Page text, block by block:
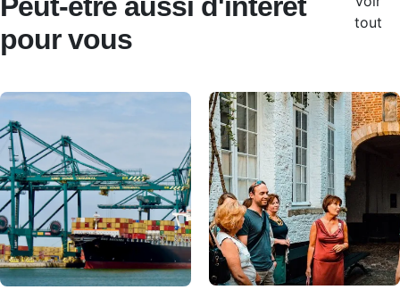
pour vous
tout